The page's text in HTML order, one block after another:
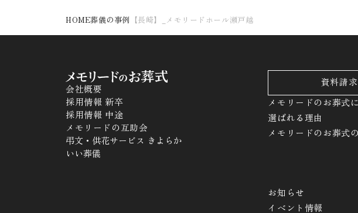
HOME葬儀の事例 【長崎】_メモリードホール瀬戸越
会社概要
採用情報 新卒
採用情報 中途
メモリードの互助会
弔文・供花サービス きよらか
いい葬儀
資料請求
メモリードのお葬式
選ばれる理由
メモリードのお葬式
お知らせ
イベント情報